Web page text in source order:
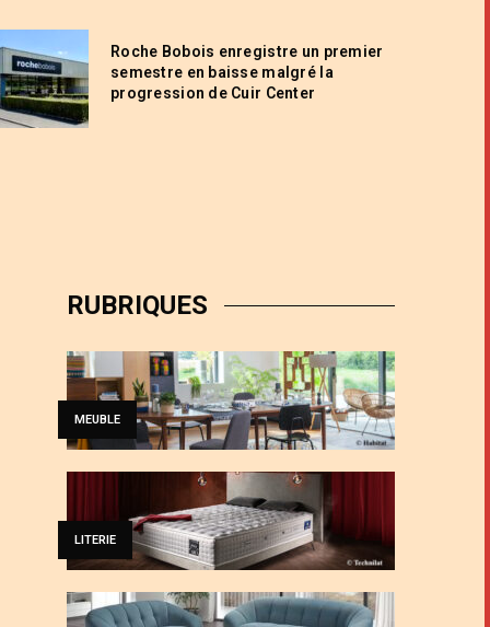
Roche Bobois enregistre un premier
semestre en baisse malgré la
progression de Cuir Center
RUBRIQUES
MEUBLE
LITERIE